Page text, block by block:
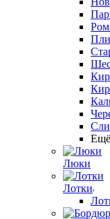
Люки
Лотки